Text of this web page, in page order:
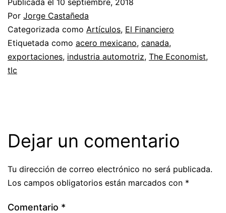
Por Jorge Castañeda
Categorizada como Artículos, El Financiero
Etiquetada como acero mexicano, canada,
exportaciones, industria automotriz, The Economist,
tlc
Dejar un comentario
Tu dirección de correo electrónico no será publicada.
Los campos obligatorios están marcados con *
Comentario *